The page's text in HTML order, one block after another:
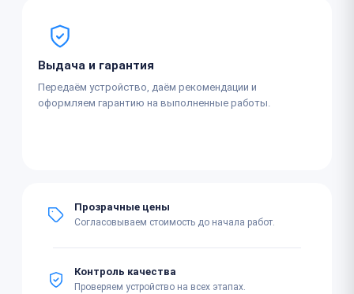
Выдача и гарантия
Передаём устройство, даём рекомендации и
оформляем гарантию на выполненные работы.
Прозрачные цены
Согласовываем стоимость до начала работ.
Контроль качества
Проверяем устройство на всех этапах.